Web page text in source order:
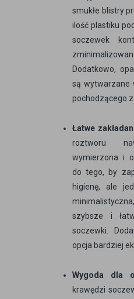
smukłe blistry
ilość plastiku
soczewek
Dodatkowo,
są wytwarzane
pochodzącego z
Łatwe
roztworu
wymierzona i
do tego, by
higienę, ale
szybsze i
soczewki.
opcja bardziej
Wygoda dla
krawędzi